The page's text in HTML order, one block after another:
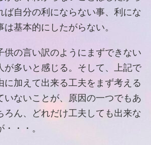
ば自分の利にならない事、利にな
基本的にしたがらない。
の言い訳のようにまずできない
が多いと感じる。そして、上記で
に加えて出来る工夫をまず考える
いないことが、原因の一つでもあ
ろん、どれだけ工夫しても出来な
・・。